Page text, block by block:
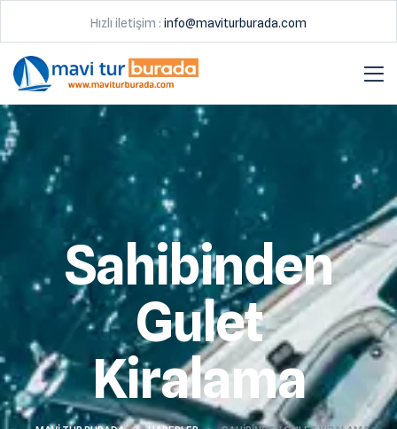
Hızlı iletişim : info@maviturburada.com
Sahibinden
Gulet
Kiralama